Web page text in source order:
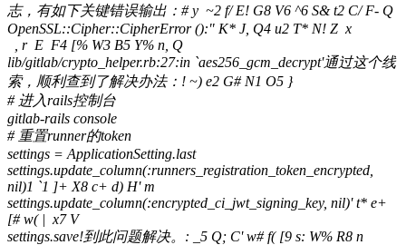
志，有如下关键错误输出： # y ~2 f/ E! G8 V6 ^6 S& t2 C/ F- Q
OpenSSL::Cipher::CipherError ():" K* J, Q4 u2 T* N! Z x
, r E F4 [% W3 B5 Y% n, Q
lib/gitlab/crypto_helper.rb:27:in `aes256_gcm_decrypt'通过这个线
索，顺利查到了解决办法： ! ~) e2 G# N1 O5 }
# 进入rails控制台
gitlab-rails console
# 重置runner的token
settings = ApplicationSetting.last
settings.update_column(:runners_registration_token_encrypted,
nil)1 `1 ]+ X8 c+ d) H' m
settings.update_column(:encrypted_ci_jwt_signing_key, nil)' t* e+
[# w( | x7 V
settings.save!到此问题解决。 : _5 Q; C' w# f( [9 s: W% R8 n